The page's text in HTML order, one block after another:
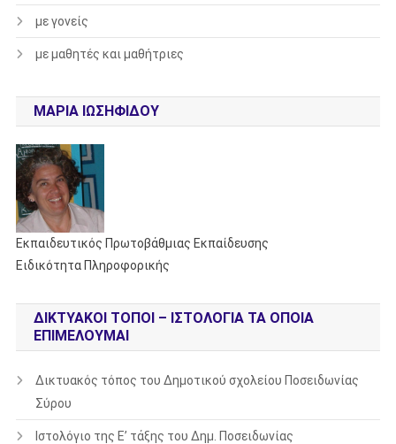
με γονείς
με μαθητές και μαθήτριες
ΜΑΡΊΑ ΙΩΣΗΦΊΔΟΥ
Εκπαιδευτικός Πρωτοβάθμιας Εκπαίδευσης
Ειδικότητα Πληροφορικής
ΔΙΚΤΥΑΚΟΊ ΤΌΠΟΙ – ΙΣΤΟΛΌΓΙΑ ΤΑ ΟΠΟΊΑ
ΕΠΙΜΕΛΟΎΜΑΙ
Δικτυακός τόπος του Δημοτικού σχολείου Ποσειδωνίας
Σύρου
Ιστολόγιο της Ε’ τάξης του Δημ. Ποσειδωνίας